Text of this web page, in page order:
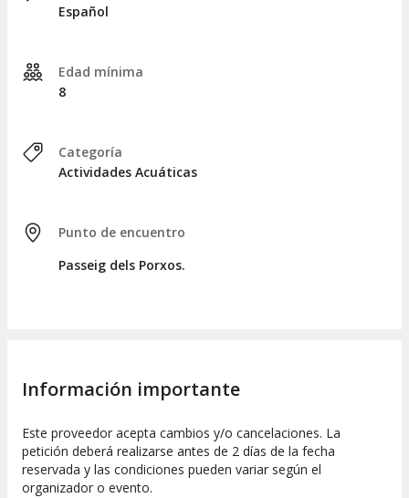
Instrucciones y guía durante el recorrido.
Cualquier gasto personal o servicio adicional no
mencionado.
Información práctica relevante
siempre bajo la supervisión de un adulto.
reserva, destinado a grupos impares.
Español
Edad mínima
8
Categoría
Actividades Acuáticas
Punto de encuentro
Passeig dels Porxos.
Información importante
Este proveedor acepta cambios y/o cancelaciones. La
petición deberá realizarse antes de 2 días de la fecha
reservada y las condiciones pueden variar según el
organizador o evento.